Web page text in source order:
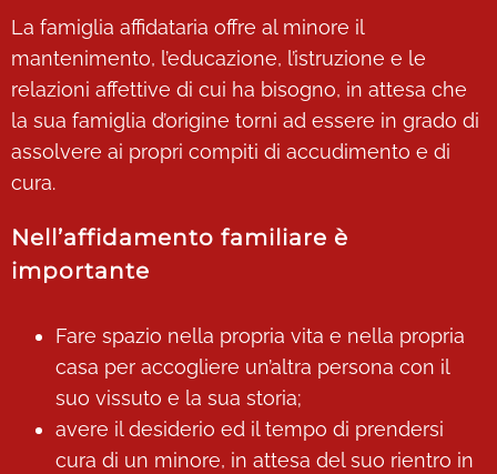
La famiglia affidataria offre al minore il
mantenimento, l’educazione, l’istruzione e le
relazioni affettive di cui ha bisogno, in attesa che
la sua famiglia d’origine torni ad essere in grado di
assolvere ai propri compiti di accudimento e di
cura.
Nell’affidamento familiare è
importante
Fare spazio nella propria vita e nella propria
casa per accogliere un’altra persona con il
suo vissuto e la sua storia;
avere il desiderio ed il tempo di prendersi
cura di un minore, in attesa del suo rientro in